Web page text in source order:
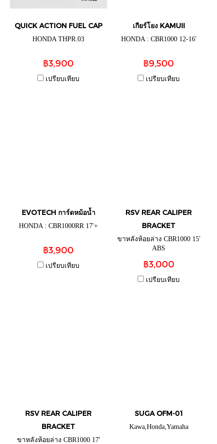
QUICK ACTION FUEL CAP
HONDA THPR.03
฿3,900
เปรียบเทียบ
เกียร์โยง KAMUII
HONDA : CBR1000 12-16'
฿9,500
เปรียบเทียบ
EVOTECH การ์ดหม้อน้ำ
HONDA : CBR1000RR 17'+
฿3,900
เปรียบเทียบ
RSV REAR CALIPER
BRACKET
ขาหลังห้อยล่าง CBR1000 15'
ABS
฿3,000
เปรียบเทียบ
RSV REAR CALIPER
BRACKET
ขาหลังห้อยล่าง CBR1000 17'
SUGA OFM-01
Kawa,Honda,Yamaha